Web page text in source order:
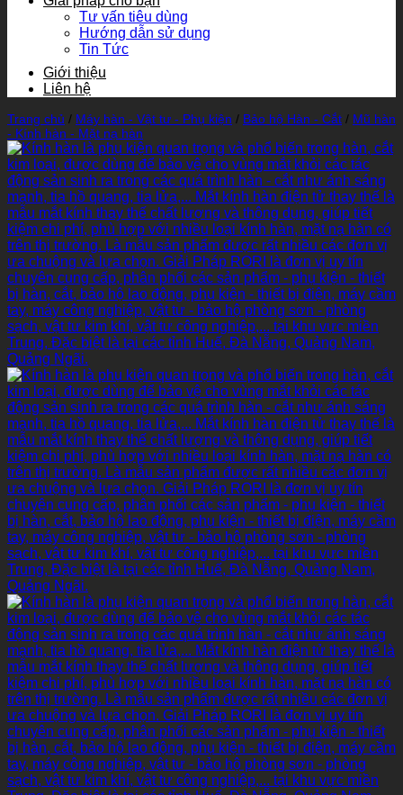
Tư vấn tiêu dùng
Hướng dẫn sử dụng
Tin Tức
Giới thiệu
Liên hệ
Trang chủ / Máy hàn - Vật tư - Phụ kiện / Bảo hộ Hàn - Cắt / Mũ hàn
- Kính hàn - Mặt nạ hàn